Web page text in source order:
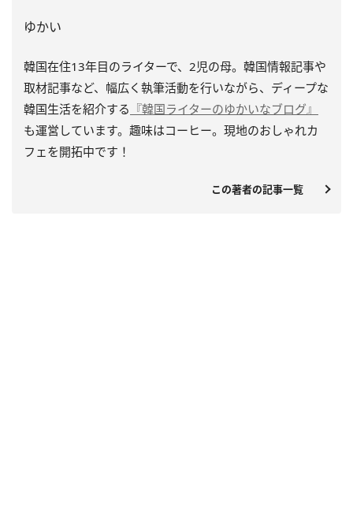
ゆかい
韓国在住13年目のライターで、2児の母。韓国情報記事や
取材記事など、幅広く執筆活動を行いながら、ディープな
韓国生活を紹介する 『韓国ライターのゆかいなブログ』
も運営しています。趣味はコーヒー。現地のおしゃれカ
フェを開拓中です！
この著者の記事一覧